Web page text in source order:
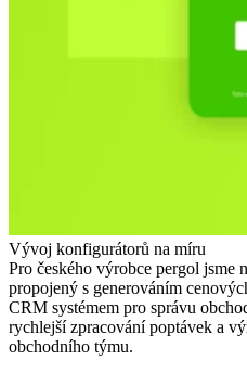
Vývoj konfigurátorů na míru
Pro českého výrobce pergol jsme
propojený s generováním
CRM systémem pro správu
rychlejší zpracování poptávek a
obchodního týmu.